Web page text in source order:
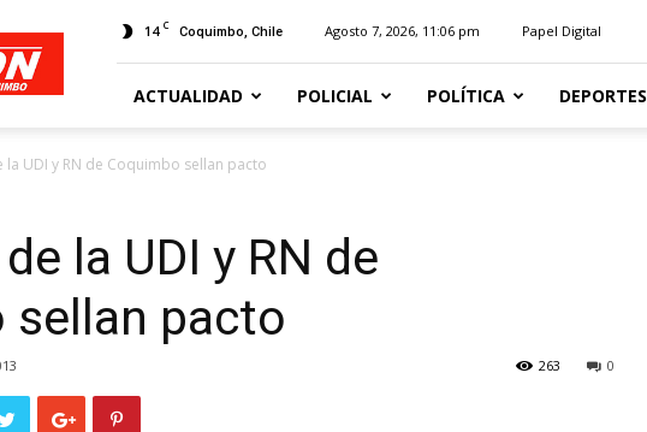
14 C Coquimbo, Chile Agosto 7, 2026, 11:06 pm Papel Digital
ACTUALIDAD POLICIAL POLÍTICA DEPORTES
la UDI y RN de Coquimbo sellan pacto
la UDI y RN de
sellan pacto
0
263